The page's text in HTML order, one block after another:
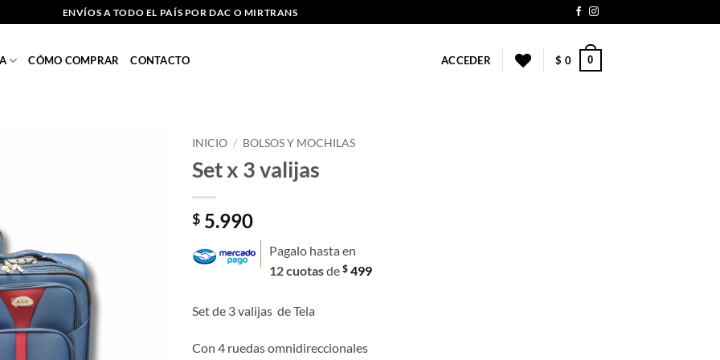
ENVÍOS A TODO EL PAÍS POR DAC O MIRTRANS
CÓMO COMPRAR CONTACTO ACCEDER $ 0 0
INICIO / BOLSOS Y MOCHILAS
Set x 3 valijas
$ 5.990
Pagalo hasta en
12 cuotasde $ 499
Set de 3 valijas de Tela
Con 4 ruedas omnidireccionales